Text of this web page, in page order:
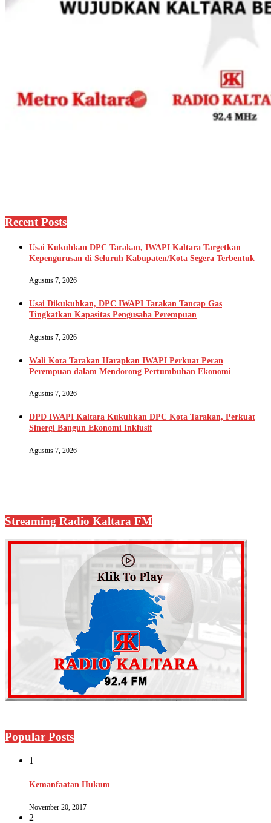
Recent Posts
Usai Kukuhkan DPC Tarakan, IWAPI Kaltara Targetkan
Kepengurusan di Seluruh Kabupaten/Kota Segera Terbentuk
Agustus 7, 2026
Usai Dikukuhkan, DPC IWAPI Tarakan Tancap Gas
Tingkatkan Kapasitas Pengusaha Perempuan
Agustus 7, 2026
Wali Kota Tarakan Harapkan IWAPI Perkuat Peran
Perempuan dalam Mendorong Pertumbuhan Ekonomi
Agustus 7, 2026
DPD IWAPI Kaltara Kukuhkan DPC Kota Tarakan, Perkuat
Sinergi Bangun Ekonomi Inklusif
Agustus 7, 2026
Streaming Radio Kaltara FM
Popular Posts
1
Kemanfaatan Hukum
November 20, 2017
2